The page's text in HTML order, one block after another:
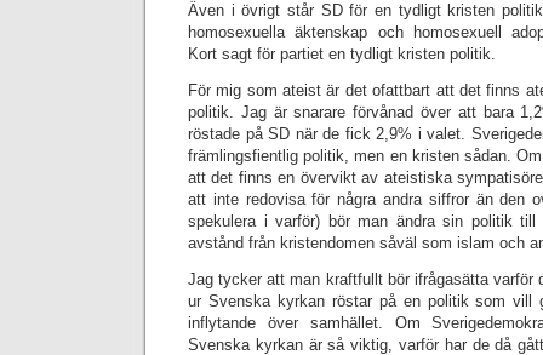
Även i övrigt står SD för en tydligt kristen
homosexuella äktenskap och homosexuell
Kort sagt för partiet en tydligt kristen politik.
För mig som ateist är det ofattbart att det finns
politik. Jag är snarare förvånad över att bara
röstade på SD när de fick 2,9% i valet.
främlingsfientlig politik, men en kristen sådan.
att det finns en övervikt av ateistiska
att inte redovisa för några andra siffror än den
spekulera i varför) bör man ändra sin politik
avstånd från kristendomen såväl som islam och
Jag tycker att man kraftfullt bör ifrågasätta varför
ur Svenska kyrkan röstar på en politik som vill
inflytande över samhället. Om
Svenska kyrkan är så viktig, varför har de då